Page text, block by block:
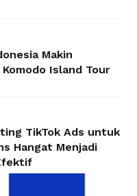
Makin
Island Tour
TikTok Ads untuk
Hangat Menjadi